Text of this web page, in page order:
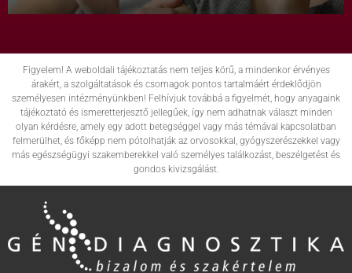
Figyelem! A weboldali tájékoztatás nem teljes körű, a mindenkor érvényes
árakért, a szolgáltatások és csomagok pontos tartalmáért érdeklődjön
személyesen intézményünkben! Felhívjuk továbbá a figyelmét, hogy anyagaink
tájékoztató és ismeretterjesztő jellegűek, így nem adhatnak választ minden
olyan kérdésre, amely egy adott betegséggel vagy más témával kapcsolatban
felmerülhet, és főképp nem pótolhatják az orvosokkal, gyógyszerészekkel vagy
más egészségügyi szakemberekkel való személyes találkozást, beszélgetést és
gondos kivizsgálást.